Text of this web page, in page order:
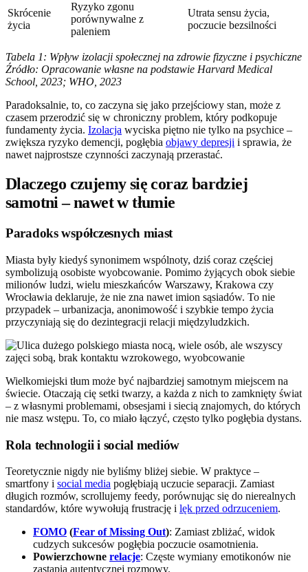
Skrócenie
życia
Ryzyko zgonu
porównywalne z
paleniem
Utrata sensu życia,
poczucie bezsilności
Tabela 1: Wpływ izolacji społecznej na zdrowie fizyczne i psychiczne
Źródło: Opracowanie własne na podstawie Harvard Medical
School, 2023; WHO, 2023
Paradoksalnie, to, co zaczyna się jako przejściowy stan, może z
czasem przerodzić się w chroniczny problem, który podkopuje
fundamenty życia. Izolacja wyciska piętno nie tylko na psychice –
zwiększa ryzyko demencji, pogłębia objawy depresji i sprawia, że
nawet najprostsze czynności zaczynają przerastać.
Dlaczego czujemy się coraz bardziej
samotni – nawet w tłumie
Paradoks współczesnych miast
Miasta były kiedyś synonimem wspólnoty, dziś coraz częściej
symbolizują osobiste wyobcowanie. Pomimo żyjących obok siebie
milionów ludzi, wielu mieszkańców Warszawy, Krakowa czy
Wrocławia deklaruje, że nie zna nawet imion sąsiadów. To nie
przypadek – urbanizacja, anonimowość i szybkie tempo życia
przyczyniają się do dezintegracji relacji międzyludzkich.
Wielkomiejski tłum może być najbardziej samotnym miejscem na
świecie. Otaczają cię setki twarzy, a każda z nich to zamknięty świat
– z własnymi problemami, obsesjami i siecią znajomych, do których
nie masz wstępu. To, co miało łączyć, często tylko pogłębia dystans.
Rola technologii i social mediów
Teoretycznie nigdy nie byliśmy bliżej siebie. W praktyce –
smartfony i social media pogłębiają uczucie separacji. Zamiast
długich rozmów, scrollujemy feedy, porównując się do nierealnych
standardów, które wywołują frustrację i lęk przed odrzuceniem.
FOMO (Fear of Missing Out): Zamiast zbliżać, widok
cudzych sukcesów pogłębia poczucie osamotnienia.
Powierzchowne relacje: Częste wymiany emotikonów nie
zastąpią autentycznej rozmowy.